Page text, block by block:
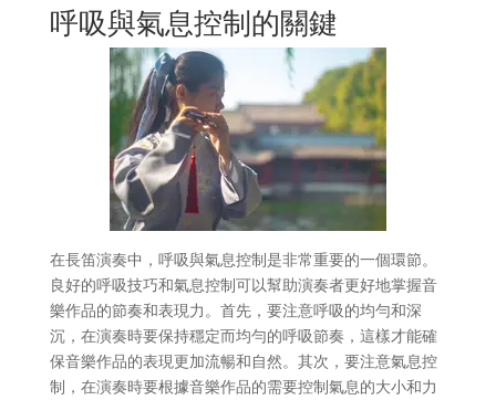
呼吸與氣息控制的關鍵
在長笛演奏中，呼吸與氣息控制是非常重要的一個環節。
良好的呼吸技巧和氣息控制可以幫助演奏者更好地掌握音
樂作品的節奏和表現力。首先，要注意呼吸的均勻和深
沉，在演奏時要保持穩定而均勻的呼吸節奏，這樣才能確
保音樂作品的表現更加流暢和自然。其次，要注意氣息控
制，在演奏時要根據音樂作品的需要控制氣息的大小和力